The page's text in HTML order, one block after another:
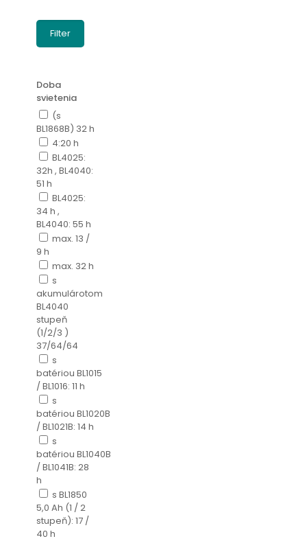
Filter
Doba
svietenia
(s
BL1868B) 32 h
4:20 h
BL4025:
32h , BL4040:
51 h
BL4025:
34 h ,
BL4040: 55 h
max. 13 /
9 h
max. 32 h
s
akumulárotom
BL4040
stupeň
(1/2/3 )
37/64/64
s
batériou BL1015
/ BL1016: 11 h
s
batériou BL1020B
/ BL1021B: 14 h
s
batériou BL1040B
/ BL1041B: 28
h
s BL1850
5,0 Ah (1 / 2
stupeň): 17 /
40 h